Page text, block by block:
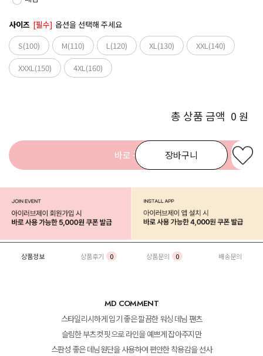
사이즈 [필수] 옵션을 선택해 주세요
S(100)
M(110) L(120) XL(130)
XXL(140)
XXXL(150)
4XL(160)
총 상품 금액 0 원
장바구니
바로 구매
상품정보 상품후기 0 상품문의 0 배송문의
MD COMMENT
스타일리시하게 입기 좋은 깔끔한 워싱 데님 팬츠
슬림한 부츠컷 핏으로 라인을 예쁘게 잡아주지만
스판성 좋은 데님원단을 사용하여 편안한 착용감을 선사